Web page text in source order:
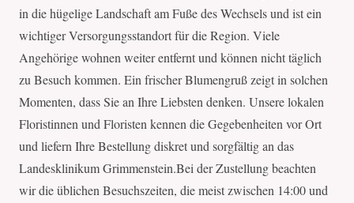
in die hügelige Landschaft am Fuße des Wechsels und ist ein
wichtiger Versorgungsstandort für die Region. Viele
Angehörige wohnen weiter entfernt und können nicht täglich
zu Besuch kommen. Ein frischer Blumengruß zeigt in solchen
Momenten, dass Sie an Ihre Liebsten denken. Unsere lokalen
Floristinnen und Floristen kennen die Gegebenheiten vor Ort
und liefern Ihre Bestellung diskret und sorgfältig an das
Landesklinikum Grimmenstein.Bei der Zustellung beachten
wir die üblichen Besuchszeiten, die meist zwischen 14:00 und